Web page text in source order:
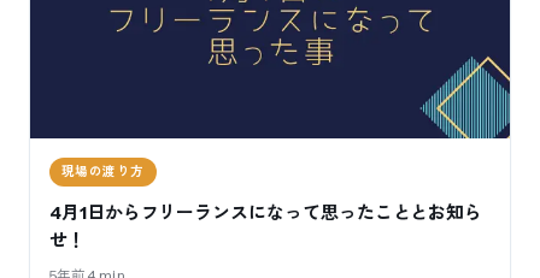
現場の渡り方
4月1日からフリーランスになって思ったこととお知ら
せ！